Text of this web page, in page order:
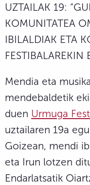
UZTAILAK 19:
KOMUNITATEA
IBILALDIAK ETA
FESTIBALAREKIN
Mendia eta
mendebaldetik
duen Urmuga
uztailaren 19a
Goizean, mendi
eta Irun lotzen
Endarlatsatik